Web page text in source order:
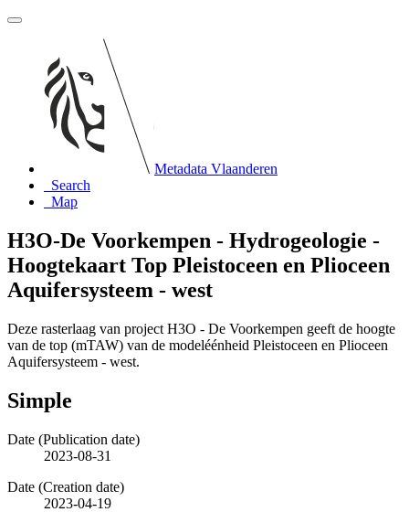
Metadata Vlaanderen
Search
Map
H3O-De Voorkempen - Hydrogeologie -
Hoogtekaart Top Pleistoceen en Plioceen
Aquifersysteem - west
Deze rasterlaag van project H3O - De Voorkempen geeft de hoogte
van de top (mTAW) van de modeléénheid Pleistoceen en Plioceen
Aquifersysteem - west.
Simple
Date (Publication date)
2023-08-31
Date (Creation date)
2023-04-19